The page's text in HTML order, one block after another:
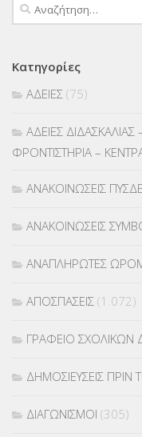
για:
Κατηγορίες
ΑΔΕΙΕΣ (75)
ΑΔΕΙΕΣ ΔΙΔΑΣΚΑΛΙΑΣ
ΦΡΟΝΤΙΣΤΗΡΙΑ –
ΑΝΑΚΟΙΝΩΣΕΙΣ ΠΥΣΔΕ
ΑΝΑΚΟΙΝΩΣΕΙΣ
ΑΝΑΠΛΗΡΩΤΕΣ
ΑΠΟΣΠΑΣΕΙΣ (1.072)
ΓΡΑΦΕΙΟ ΣΧΟΛΙΚΩΝ
ΔΗΜΟΣΙΕΥΣΕΙΣ ΠΡΙΝ
ΔΙΑΓΩΝΙΣΜΟΙ (305)